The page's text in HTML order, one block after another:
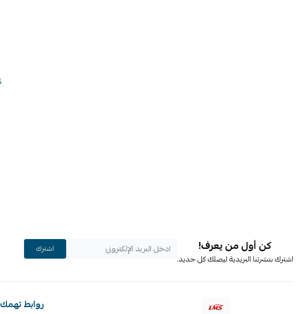
كن أول من يعرف!
اشترك بنشرتنا البريدية ليصلك كل جديد.
اشترك
روابط تهمك